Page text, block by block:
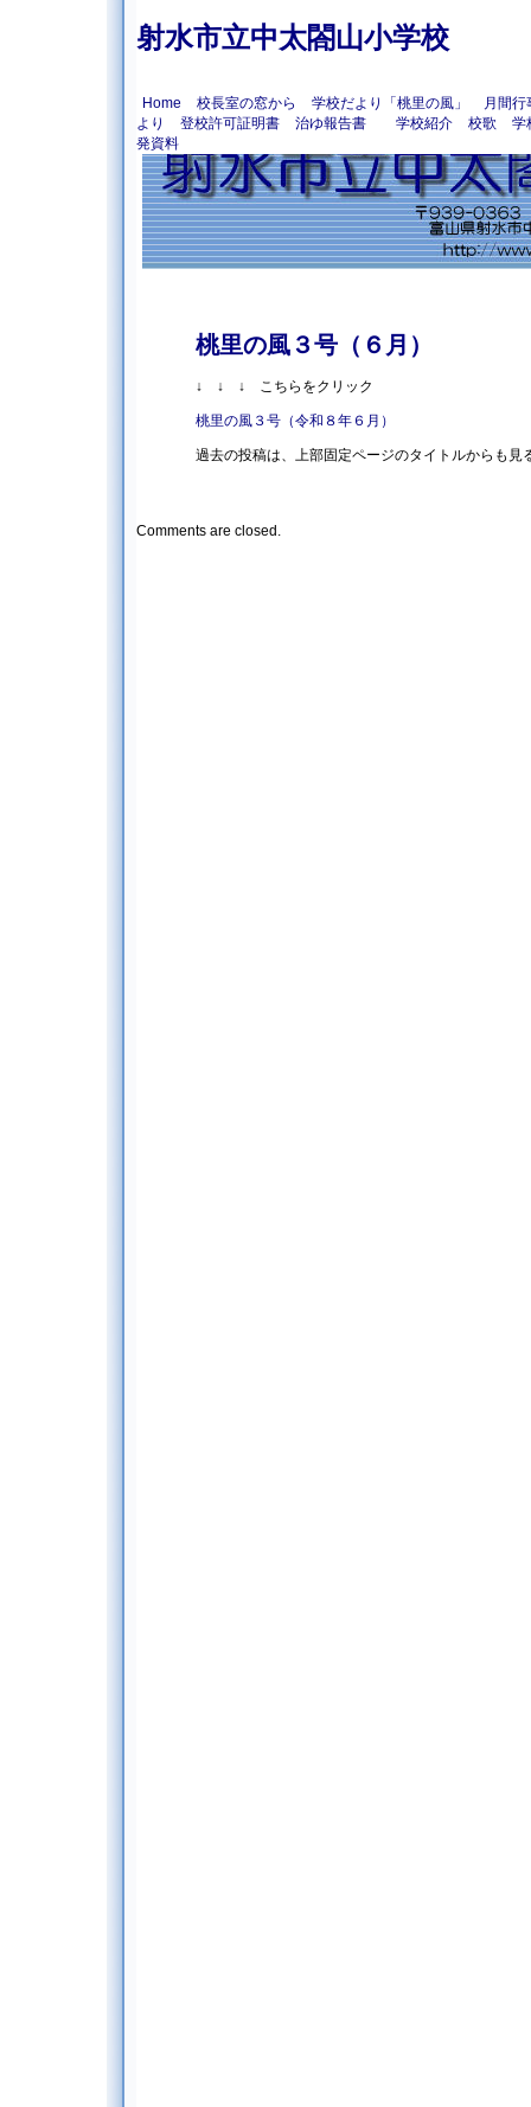
射水市立中太閤山小学校
Home 校長室の窓から 学校だより「桃里の風」
月間行
より
登校許可証明書 治ゆ報告書 学校紹介 校歌
学
発資料
桃里の風３号（６月）
↓ ↓ ↓ こちらをクリック
桃里の風３号（令和８年６月）
過去の投稿は、上部固定ページのタイトルからも見
Comments are closed.